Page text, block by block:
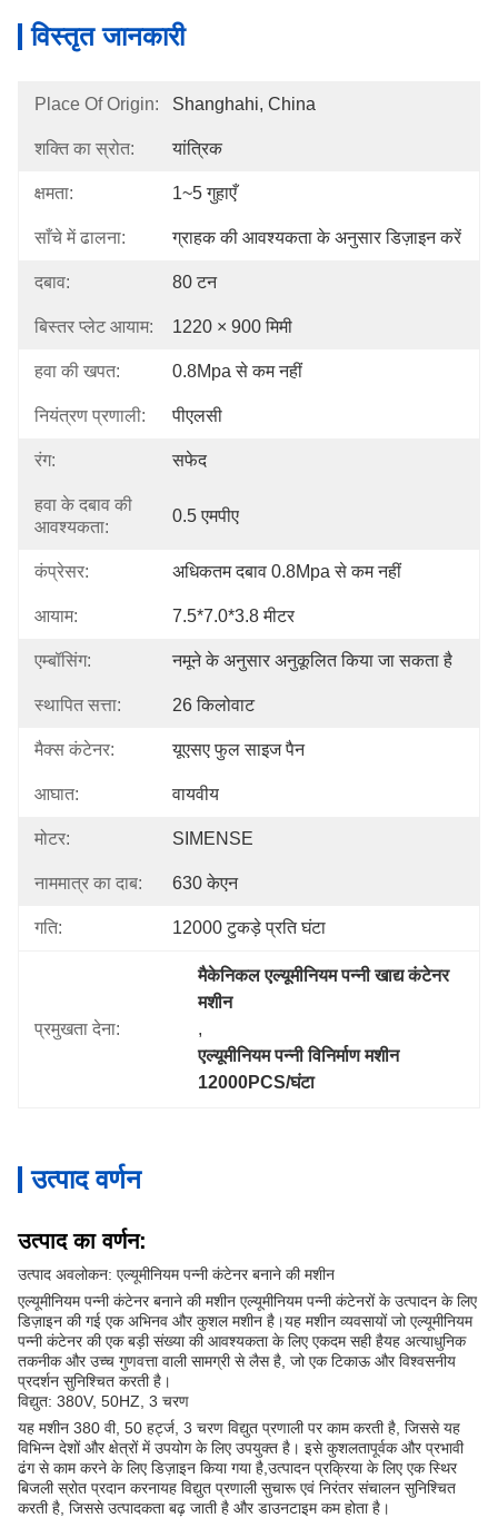
विस्तृत जानकारी
Place Of Origin: Shanghahi, China
शक्ति का स्रोत: यांत्रिक
क्षमता: 1~5 गुहाएँ
साँचे में ढालना: ग्राहक की आवश्यकता के अनुसार डिज़ाइन करें
दबाव: 80 टन
बिस्तर प्लेट आयाम: 1220 × 900 मिमी
हवा की खपत: 0.8Mpa से कम नहीं
नियंत्रण प्रणाली: पीएलसी
रंग: सफेद
हवा के दबाव की
आवश्यकता:
0.5 एमपीए
कंप्रेसर: अधिकतम दबाव 0.8Mpa से कम नहीं
आयाम: 7.5*7.0*3.8 मीटर
एम्बॉसिंग: नमूने के अनुसार अनुकूलित किया जा सकता है
स्थापित सत्ता: 26 किलोवाट
मैक्स कंटेनर: यूएसए फुल साइज पैन
आघात: वायवीय
मोटर: SIMENSE
नाममात्र का दाब: 630 केएन
गति: 12000 टुकड़े प्रति घंटा
प्रमुखता देना:
मैकेनिकल एल्यूमीनियम पन्नी खाद्य कंटेनर
मशीन
,
एल्यूमीनियम पन्नी विनिर्माण मशीन
12000PCS/घंटा
उत्पाद वर्णन
उत्पाद का वर्णन:
उत्पाद अवलोकन: एल्यूमीनियम पन्नी कंटेनर बनाने की मशीन
एल्यूमीनियम पन्नी कंटेनर बनाने की मशीन एल्यूमीनियम पन्नी कंटेनरों के उत्पादन के लिए
डिज़ाइन की गई एक अभिनव और कुशल मशीन है।यह मशीन व्यवसायों जो एल्यूमीनियम
पन्नी कंटेनर की एक बड़ी संख्या की आवश्यकता के लिए एकदम सही हैयह अत्याधुनिक
तकनीक और उच्च गुणवत्ता वाली सामग्री से लैस है, जो एक टिकाऊ और विश्वसनीय
प्रदर्शन सुनिश्चित करती है।
विद्युत: 380V, 50HZ, 3 चरण
यह मशीन 380 वी, 50 हर्ट्ज, 3 चरण विद्युत प्रणाली पर काम करती है, जिससे यह
विभिन्न देशों और क्षेत्रों में उपयोग के लिए उपयुक्त है। इसे कुशलतापूर्वक और प्रभावी
ढंग से काम करने के लिए डिज़ाइन किया गया है,उत्पादन प्रक्रिया के लिए एक स्थिर
बिजली स्रोत प्रदान करनायह विद्युत प्रणाली सुचारू एवं निरंतर संचालन सुनिश्चित
करती है, जिससे उत्पादकता बढ़ जाती है और डाउनटाइम कम होता है।